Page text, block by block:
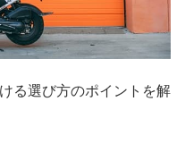
る選び方のポイントを解